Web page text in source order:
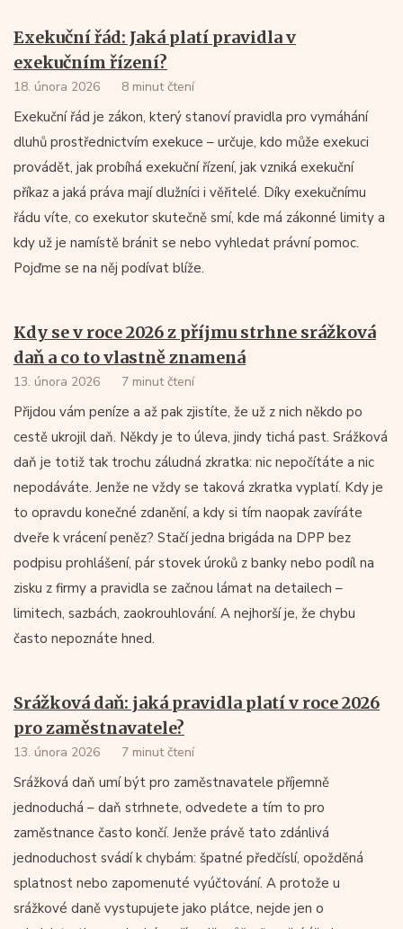
Exekuční řád: Jaká platí pravidla v
exekučním řízení?
18. února 2026 8 minut čtení
Exekuční řád je zákon, který stanoví pravidla pro vymáhání
dluhů prostřednictvím exekuce – určuje, kdo může exekuci
provádět, jak probíhá exekuční řízení, jak vzniká exekuční
příkaz a jaká práva mají dlužníci i věřitelé. Díky exekučnímu
řádu víte, co exekutor skutečně smí, kde má zákonné limity a
kdy už je namístě bránit se nebo vyhledat právní pomoc.
Pojďme se na něj podívat blíže.
Kdy se v roce 2026 z příjmu strhne srážková
daň a co to vlastně znamená
13. února 2026 7 minut čtení
Přijdou vám peníze a až pak zjistíte, že už z nich někdo po
cestě ukrojil daň. Někdy je to úleva, jindy tichá past. Srážková
daň je totiž tak trochu záludná zkratka: nic nepočítáte a nic
nepodáváte. Jenže ne vždy se taková zkratka vyplatí. Kdy je
to opravdu konečné zdanění, a kdy si tím naopak zavíráte
dveře k vrácení peněz? Stačí jedna brigáda na DPP bez
podpisu prohlášení, pár stovek úroků z banky nebo podíl na
zisku z firmy a pravidla se začnou lámat na detailech –
limitech, sazbách, zaokrouhlování. A nejhorší je, že chybu
často nepoznáte hned.
Srážková daň: jaká pravidla platí v roce 2026
pro zaměstnavatele?
13. února 2026 7 minut čtení
Srážková daň umí být pro zaměstnavatele příjemně
jednoduchá – daň strhnete, odvedete a tím to pro
zaměstnance často končí. Jenže právě tato zdánlivá
jednoduchost svádí k chybám: špatné předčíslí, opožděná
splatnost nebo zapomenuté vyúčtování. A protože u
srážkové daně vystupujete jako plátce, nejde jen o